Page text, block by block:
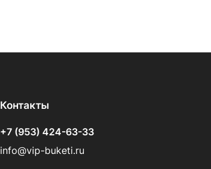
Контакты
+7 (953) 424-63-33
info@vip-buketi.ru